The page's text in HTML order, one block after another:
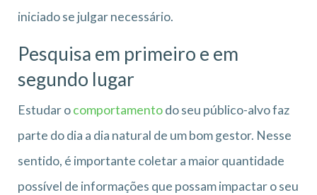
iniciado se julgar necessário.
Pesquisa em primeiro e em
segundo lugar
Estudar ocomportamentodo seu público-alvo faz
parte do dia a dia natural de um bom gestor. Nesse
sentido, é importante coletar a maior quantidade
possível de informações que possam impactar o seu